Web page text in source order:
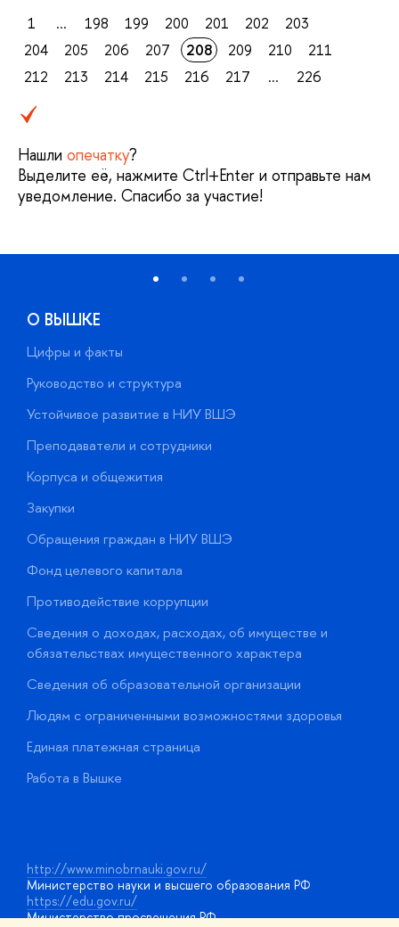
1 ... 198 199 200 201 202
203
204
205 206 207 208 209 210
211
212
213 214 215 216 217 ... 226
Нашли опечатку?
Выделите её, нажмите Ctrl+Enter и отправьте нам
уведомление. Спасибо за участие!
О ВЫШКЕ
Цифры и факты
Руководство и структура
Устойчивое развитие в НИУ ВШЭ
Преподаватели и сотрудники
Корпуса и общежития
Закупки
Обращения граждан в НИУ ВШЭ
Фонд целевого капитала
Противодействие коррупции
Сведения о доходах, расходах, об имуществе и
обязательствах имущественного характера
Сведения об образовательной организации
Людям с ограниченными возможностями здоровья
Единая платежная страница
Работа в Вышке
http://www.minobrnauki.gov.ru/
Министерство науки и высшего образования РФ
https://edu.gov.ru/
Министерство просвещения РФ